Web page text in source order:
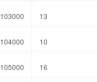
13
10
16